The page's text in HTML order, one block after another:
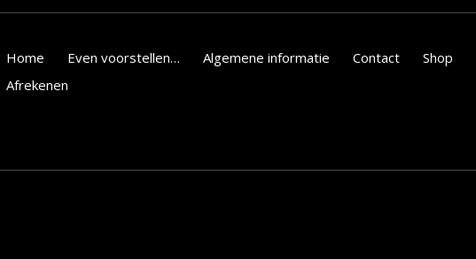
Home Even voorstellen… Algemene informatie Contact Shop
Afrekenen